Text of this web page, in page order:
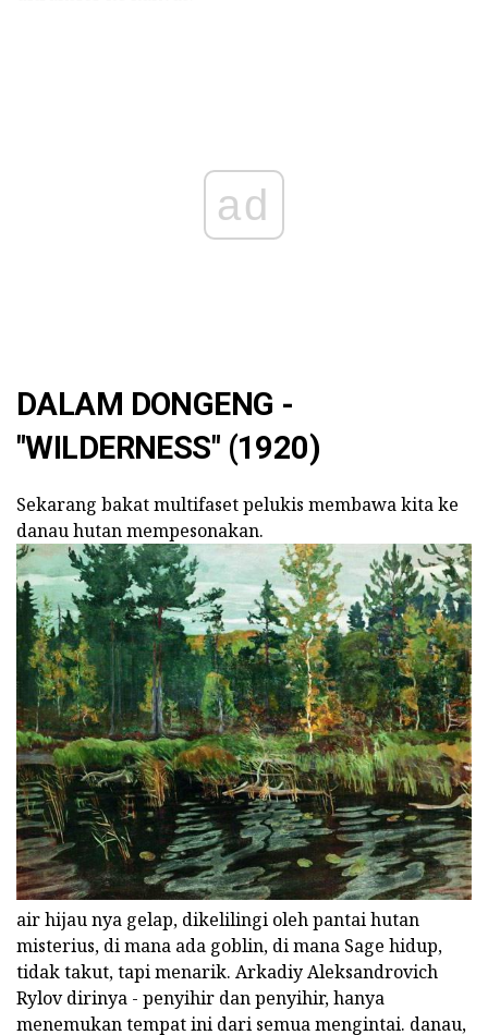
ad
DALAM DONGENG -
"WILDERNESS" (1920)
Sekarang bakat multifaset pelukis membawa kita ke
danau hutan mempesonakan.
air hijau nya gelap, dikelilingi oleh pantai hutan
misterius, di mana ada goblin, di mana Sage hidup,
tidak takut, tapi menarik. Arkadiy Aleksandrovich
Rylov dirinya - penyihir dan penyihir, hanya
menemukan tempat ini dari semua mengintai. danau,